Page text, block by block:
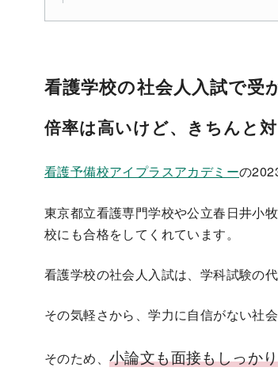
看護学校の社会人入試で受
倍率は高いけど、きちんと
看護予備校アイプラスアカデミーの
東京都立看護専門学校や公立春日井小
校にも合格をしてくれています。
看護学校の社会人入試は、学科試験の
その気軽さから、学力に自信がない社
そのため、 小論文も面接もしっか